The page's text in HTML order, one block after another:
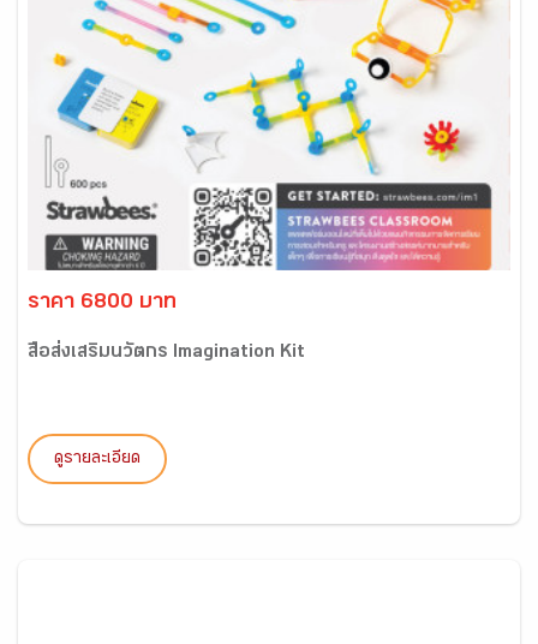
ราคา 6800 บาท
สื่อส่งเสริมนวัตกร Imagination Kit
ดูรายละเอียด